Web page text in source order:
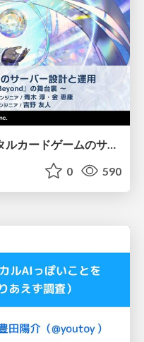
0 590